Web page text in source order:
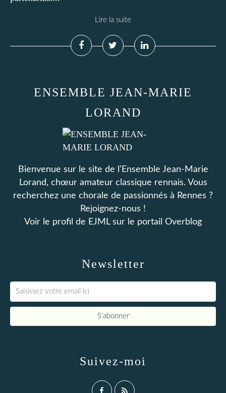
Lire la suite
Newsletter
ENSEMBLE JEAN-MARIE
LORAND
Bienvenue sur le site de l’Ensemble Jean-Marie
Lorand, chœur amateur classique rennais. Vous
recherchez une chorale de passionnés à Rennes ?
Rejoignez-nous !
Voir le profil de EJMLsur le portail Overblog
Suivez-moi